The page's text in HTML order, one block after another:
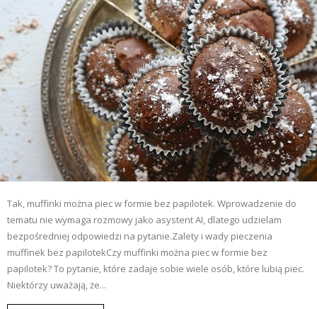
Tak, muffinki można piec w formie bez papilotek. Wprowadzenie do
tematu nie wymaga rozmowy jako asystent AI, dlatego udzielam
bezpośredniej odpowiedzi na pytanie.Zalety i wady pieczenia
muffinek bez papilotekCzy muffinki można piec w formie bez
papilotek? To pytanie, które zadaje sobie wiele osób, które lubią piec.
Niektórzy uważają, że...